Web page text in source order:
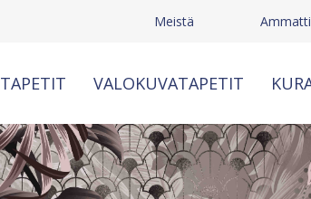
Meistä
TAPETIT VALOKUVATAPETIT